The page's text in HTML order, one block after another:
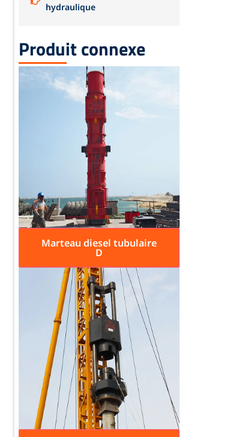
hydraulique
Produit connexe
Marteau diesel tubulaire
D